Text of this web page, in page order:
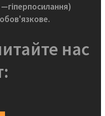
нас